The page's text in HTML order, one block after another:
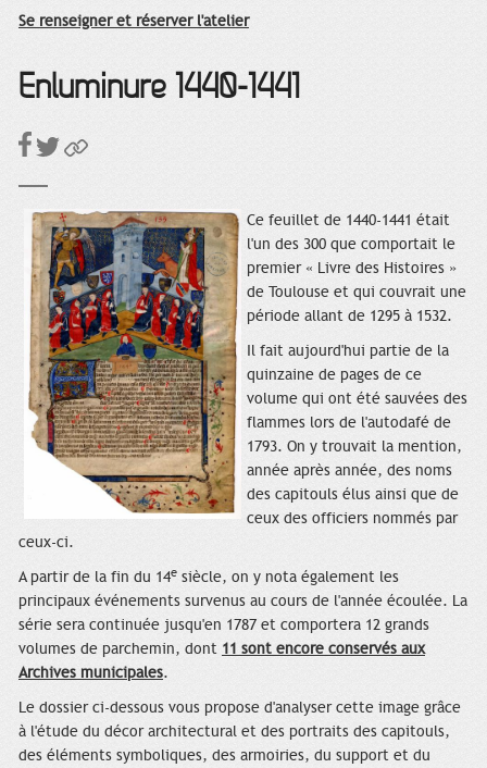
Se renseigner et réserver l'atelier
Enluminure 1440-1441
Ce feuillet de 1440-1441 était
l'un des 300 que comportait le
premier « Livre des Histoires »
de Toulouse et qui couvrait une
période allant de 1295 à 1532.
Il fait aujourd'hui partie de la
quinzaine de pages de ce
volume qui ont été sauvées des
flammes lors de l'autodafé de
1793. On y trouvait la mention,
année après année, des noms
des capitouls élus ainsi que de
ceux des officiers nommés par
ceux-ci.
A partir de la fin du 14e siècle, on y nota également les
principaux événements survenus au cours de l'année écoulée. La
série sera continuée jusqu'en 1787 et comportera 12 grands
volumes de parchemin, dont 11 sont encore conservés aux
Archives municipales.
Le dossier ci-dessous vous propose d'analyser cette image grâce
à l'étude du décor architectural et des portraits des capitouls,
des éléments symboliques, des armoiries, du support et du